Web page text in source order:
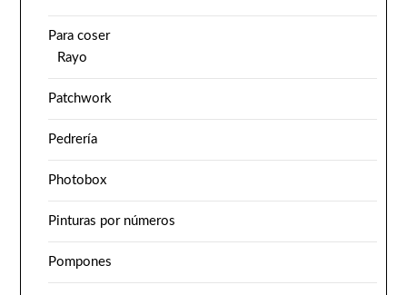
Para coser
Rayo
Patchwork
Pedrería
Photobox
Pinturas por números
Pompones